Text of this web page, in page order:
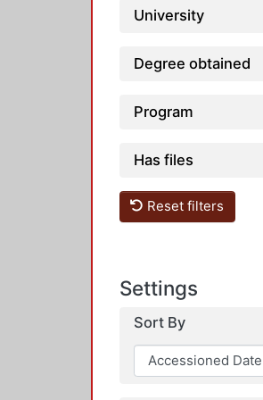
University
Degree obtained
Program
Has files
Reset filters
Settings
Sort By